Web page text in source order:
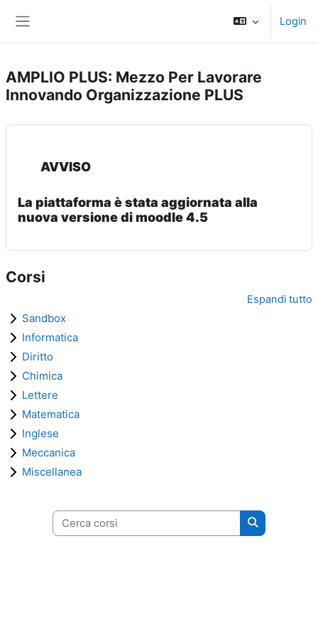
Login
AMPLIO PLUS: Mezzo Per Lavorare
Innovando Organizzazione PLUS
AVVISO
La piattaforma è stata aggiornata alla
nuova versione di moodle 4.5
Corsi
Espandi tutto
Sandbox
Informatica
Diritto
Chimica
Lettere
Matematica
Inglese
Meccanica
Miscellanea
Cerca corsi
Cerca corsi